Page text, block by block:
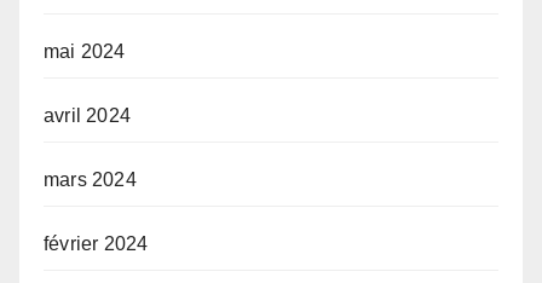
mai 2024
avril 2024
mars 2024
février 2024